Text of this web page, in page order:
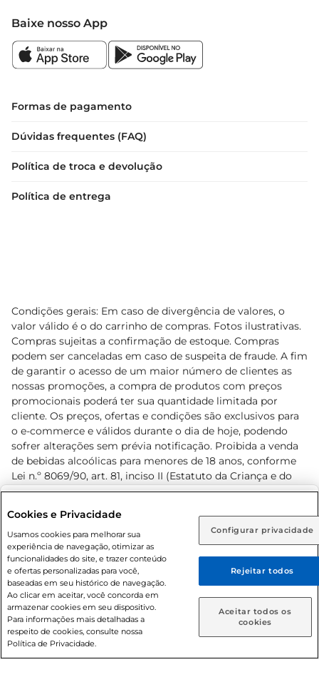
Rio de Janeiro (RJ) Goiás (GO)
Ou
Caso queira comprar online, informe como deseja receber
suas compras:
Entrega em casa Retire em Loja
Baixe nosso App
Formas de pagamento
Dúvidas frequentes (FAQ)
Política de troca e devolução
Política de entrega
Condições gerais: Em caso de divergência de valores, o
valor válido é o do carrinho de compras. Fotos ilustrativas.
Compras sujeitas a confirmação de estoque. Compras
podem ser canceladas em caso de suspeita de fraude. A fim
de garantir o acesso de um maior número de clientes as
nossas promoções, a compra de produtos com preços
promocionais poderá ter sua quantidade limitada por
cliente. Os preços, ofertas e condições são exclusivos para
o e-commerce e válidos durante o dia de hoje, podendo
sofrer alterações sem prévia notificação. Proibida a venda
de bebidas alcoólicas para menores de 18 anos, conforme
Lei n.º 8069/90, art. 81, inciso II (Estatuto da Criança e do
Adolescente). Preços e condições exclusivos para o
prévio. O valor mínimo para as compras on-line é de R$
80,00.
© 2026 Copyright. Todos os direitos
reservados Prezunic.
Cookies e Privacidade
Usamos cookies para melhorar sua
experiência de navegação, otimizar as
funcionalidades do site, e trazer conteúdo
e ofertas personalizadas para você,
baseadas em seu histórico de navegação.
Ao clicar em aceitar, você concorda em
armazenar cookies em seu dispositivo.
Para informações mais detalhadas a
respeito de cookies, consulte nossa
Política de Privacidade.
Configurar privacidade
Rejeitar todos
Aceitar todos os
cookies